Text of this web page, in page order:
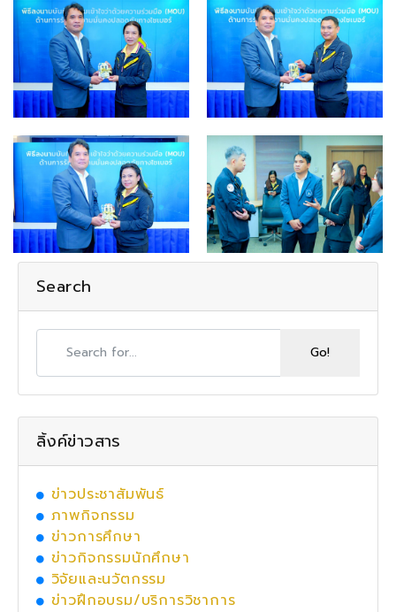
Search
ลิ้งค์ข่าวสาร
ข่าวประชาสัมพันธ์
ภาพกิจกรรม
ข่าวการศึกษา
ข่าวกิจกรรมนักศึกษา
วิจัยและนวัตกรรม
ข่าวฝึกอบรม/บริการวิชาการ